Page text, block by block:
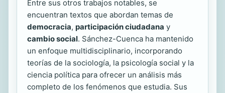
Entre sus otros trabajos notables, se
encuentran textos que abordan temas de
democracia, participación ciudadana y
cambio social. Sánchez-Cuenca ha mantenido
un enfoque multidisciplinario, incorporando
teorías de la sociología, la psicología social y la
ciencia política para ofrecer un análisis más
completo de los fenómenos que estudia. Sus